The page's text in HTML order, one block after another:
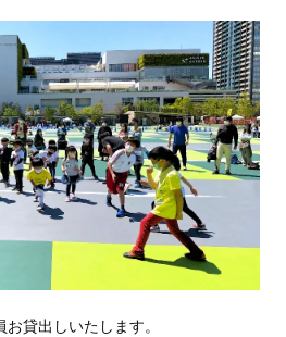
貸出しいたします。